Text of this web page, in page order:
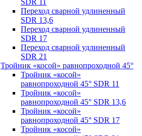
SDR 11
Переход сварной удлиненный
SDR 13,6
Переход сварной удлиненный
SDR 17
Переход сварной удлиненный
SDR 21
Тройник «косой» равнопроходной 45°
Тройник «косой»
равнопроходной 45° SDR 11
Тройник «косой»
равнопроходной 45° SDR 13,6
Тройник «косой»
равнопроходной 45° SDR 17
Тройник «косой»